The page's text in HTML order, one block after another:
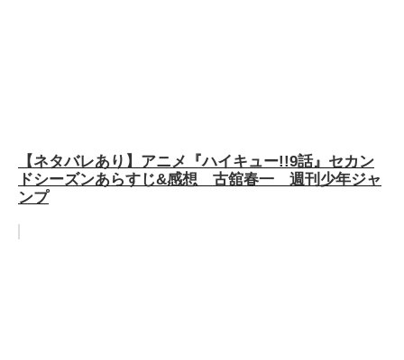
【ネタバレあり】アニメ『ハイキュー!!9話』セカン
ドシーズンあらすじ&感想 古舘春一 週刊少年ジャ
ンプ